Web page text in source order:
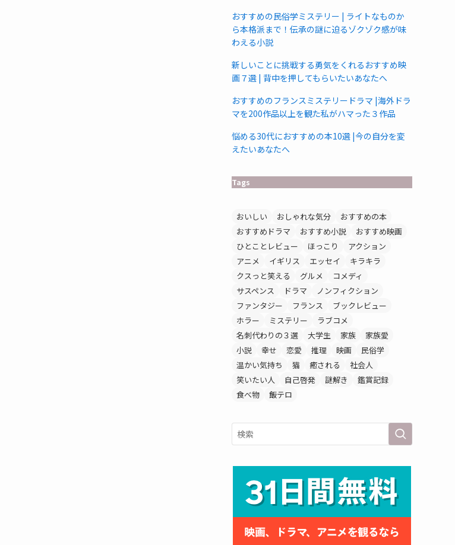
おすすめの民俗学ミステリー | ライトなものか
ら本格派まで！伝承の謎に迫るゾクゾク感が味
わえる小説
新しいことに挑戦する勇気をくれるおすすめ映
画７選 | 背中を押してもらいたいあなたへ
おすすめのフランスミステリードラマ |海外ドラ
マを200作品以上を観た私がハマった３作品
悩める30代におすすめの本10選 |今の自分を変
えたいあなたへ
Tags
おいしい おしゃれな気分
おすすめの本
おすすめドラマ
おすすめ小説
おすすめ映画
ひとことレビュー
ほっこり
アクション
アニメ
イギリス エッセイ
キラキラ
クスっと笑える
グルメ
コメディ
サスペンス
ドラマ
ノンフィクション
ファンタジー
フランス
ブックレビュー
ホラー
ミステリー
ラブコメ
名刺代わりの３選
大学生 家族
家族愛
小説
幸せ 恋愛 推理 映画
民俗学
温かい気持ち
猫 癒される
社会人
笑いたい人
自己啓発 謎解き
鑑賞記録
食べ物
飯テロ